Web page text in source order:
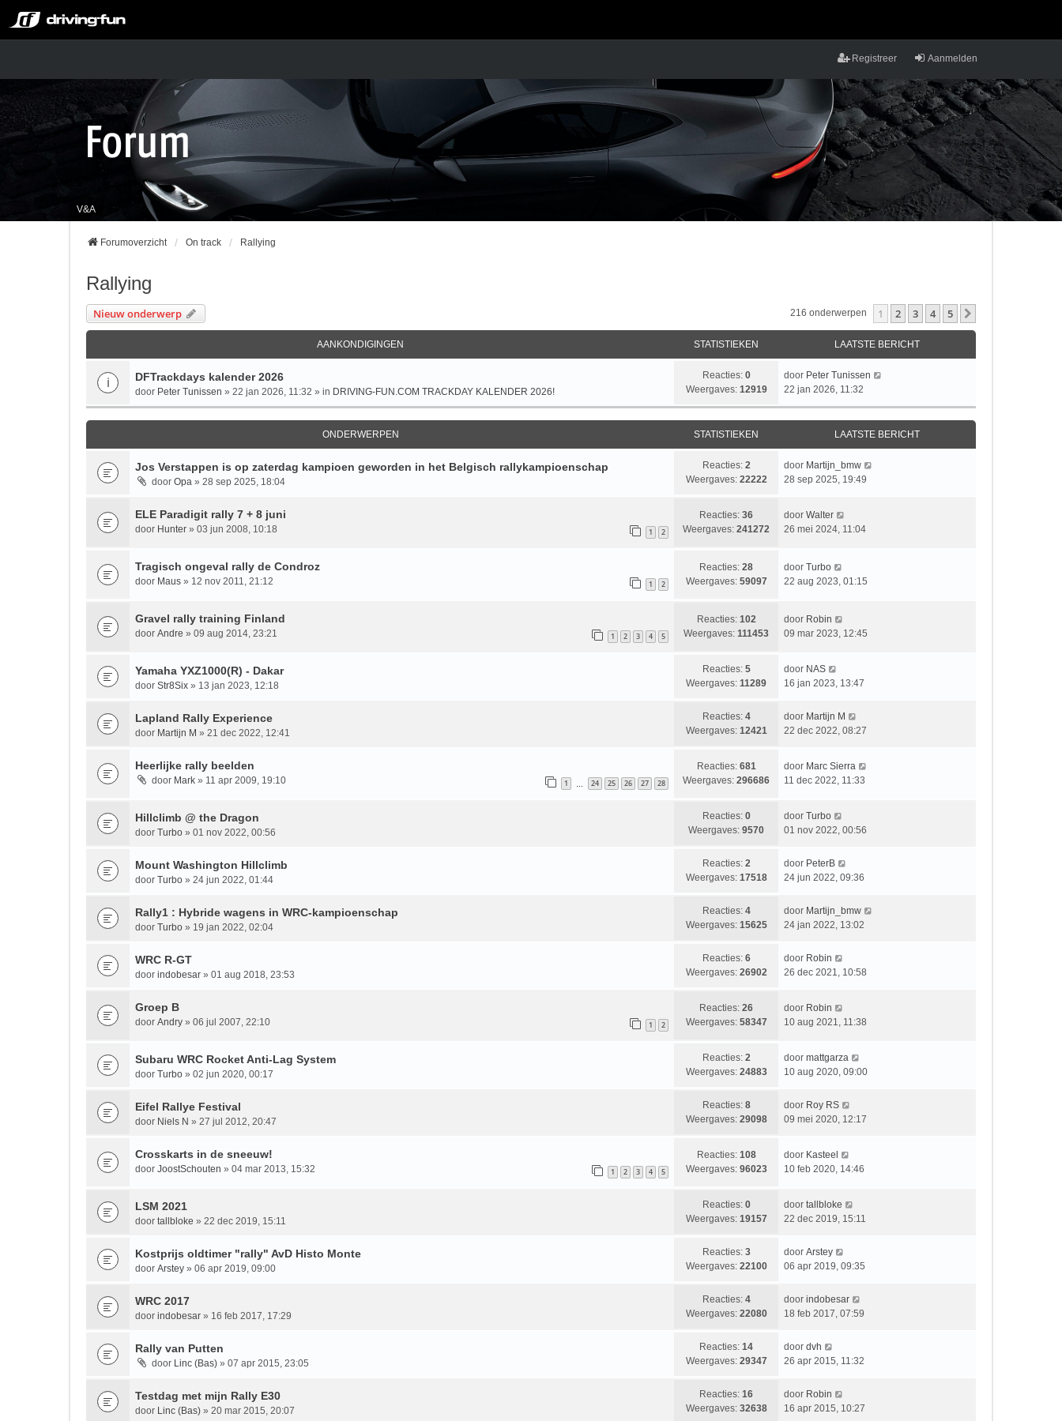
Aanmelden
Registreer
V&A
Forumoverzicht On track Rallying
Rallying
Nieuw onderwerp 216 onderwerpen 1 2 3 4 5
AANKONDIGINGEN STATISTIEKEN LAATSTE BERICHT
DFTrackdays kalender 2026
door Peter Tunissen » 22 jan 2026, 11:32 » in DRIVING-FUN.COM TRACKDAY KALENDER 2026!
Reacties: 0
Weergaves: 12919
L
a
e
b
i
c
door Peter Tunissen
22 jan 2026, 11:32
ONDERWERPEN STATISTIEKEN LAATSTE BERICHT
Jos Verstappen is op zaterdag kampioen geworden in het Belgisch rallykampioenschap
door Opa » 28 sep 2025, 18:04
Reacties: 2
Weergaves: 22222
L
a
s
t
b
e
c
h
door Martijn_bmw
28 sep 2025, 19:49
ELE Paradigit rally 7 + 8 juni
door Hunter » 03 jun 2008, 10:18 1 2
Reacties: 36
Weergaves: 241272
L
a
s
t
b
e
c
h
door Walter
26 mei 2024, 11:04
Tragisch ongeval rally de Condroz
door Maus » 12 nov 2011, 21:12 1 2
Reacties: 28
Weergaves: 59097
L
a
s
t
b
e
c
h
door Turbo
22 aug 2023, 01:15
Gravel rally training Finland
door Andre » 09 aug 2014, 23:21 1 2 3 4 5
Reacties: 102
Weergaves: 111453
L
a
s
t
b
e
c
door Robin
09 mar 2023, 12:45
Yamaha YXZ1000(R) - Dakar
door Str8Six » 13 jan 2023, 12:18
Reacties: 5
Weergaves: 11289
L
a
s
b
e
c
door NAS
16 jan 2023, 13:47
Lapland Rally Experience
door Martijn M » 21 dec 2022, 12:41
Reacties: 4
Weergaves: 12421
L
a
s
t
b
e
c
door Martijn M
22 dec 2022, 08:27
Heerlijke rally beelden
door Mark » 11 apr 2009, 19:10 1 24 25 26 27 28
Reacties: 681
Weergaves: 296686
L
a
s
t
b
e
i
c
door Marc Sierra
11 dec 2022, 11:33
Hillclimb @ the Dragon
door Turbo » 01 nov 2022, 00:56
Reacties: 0
Weergaves: 9570
L
a
s
b
e
i
c
door Turbo
01 nov 2022, 00:56
Mount Washington Hillclimb
door Turbo » 24 jun 2022, 01:44
Reacties: 2
Weergaves: 17518
L
a
s
b
e
i
c
door PeterB
24 jun 2022, 09:36
Rally1 : Hybride wagens in WRC-kampioenschap
door Turbo » 19 jan 2022, 02:04
Reacties: 4
Weergaves: 15625
L
a
s
b
e
c
door Martijn_bmw
24 jan 2022, 13:02
WRC R-GT
door indobesar » 01 aug 2018, 23:53
Reacties: 6
Weergaves: 26902
L
a
s
t
b
e
c
door Robin
26 dec 2021, 10:58
Groep B
door Andry » 06 jul 2007, 22:10 1 2
Reacties: 26
Weergaves: 58347
L
a
s
t
b
e
c
door Robin
10 aug 2021, 11:38
Subaru WRC Rocket Anti-Lag System
door Turbo » 02 jun 2020, 00:17
Reacties: 2
Weergaves: 24883
L
a
s
b
e
c
door mattgarza
10 aug 2020, 09:00
Eifel Rallye Festival
door Niels N » 27 jul 2012, 20:47
Reacties: 8
Weergaves: 29098
L
a
s
t
b
e
c
door Roy RS
09 mei 2020, 12:17
Crosskarts in de sneeuw!
door JoostSchouten » 04 mar 2013, 15:32 1 2 3 4 5
Reacties: 108
Weergaves: 96023
L
a
s
t
b
e
i
c
door Kasteel
10 feb 2020, 14:46
LSM 2021
door tallbloke » 22 dec 2019, 15:11
Reacties: 0
Weergaves: 19157
L
a
s
b
e
i
c
door tallbloke
22 dec 2019, 15:11
Kostprijs oldtimer "rally" AvD Histo Monte
door Arstey » 06 apr 2019, 09:00
Reacties: 3
Weergaves: 22100
L
a
s
b
e
i
c
door Arstey
06 apr 2019, 09:35
WRC 2017
door indobesar » 16 feb 2017, 17:29
Reacties: 4
Weergaves: 22080
L
a
s
b
e
door indobesar
18 feb 2017, 07:59
Rally van Putten
door Linc (Bas) » 07 apr 2015, 23:05
Reacties: 14
Weergaves: 29347
L
a
s
door dvh
26 apr 2015, 11:32
Testdag met mijn Rally E30
door Linc (Bas) » 20 mar 2015, 20:07
Reacties: 16
Weergaves: 32638
L
a
door Robin
16 apr 2015, 10:27